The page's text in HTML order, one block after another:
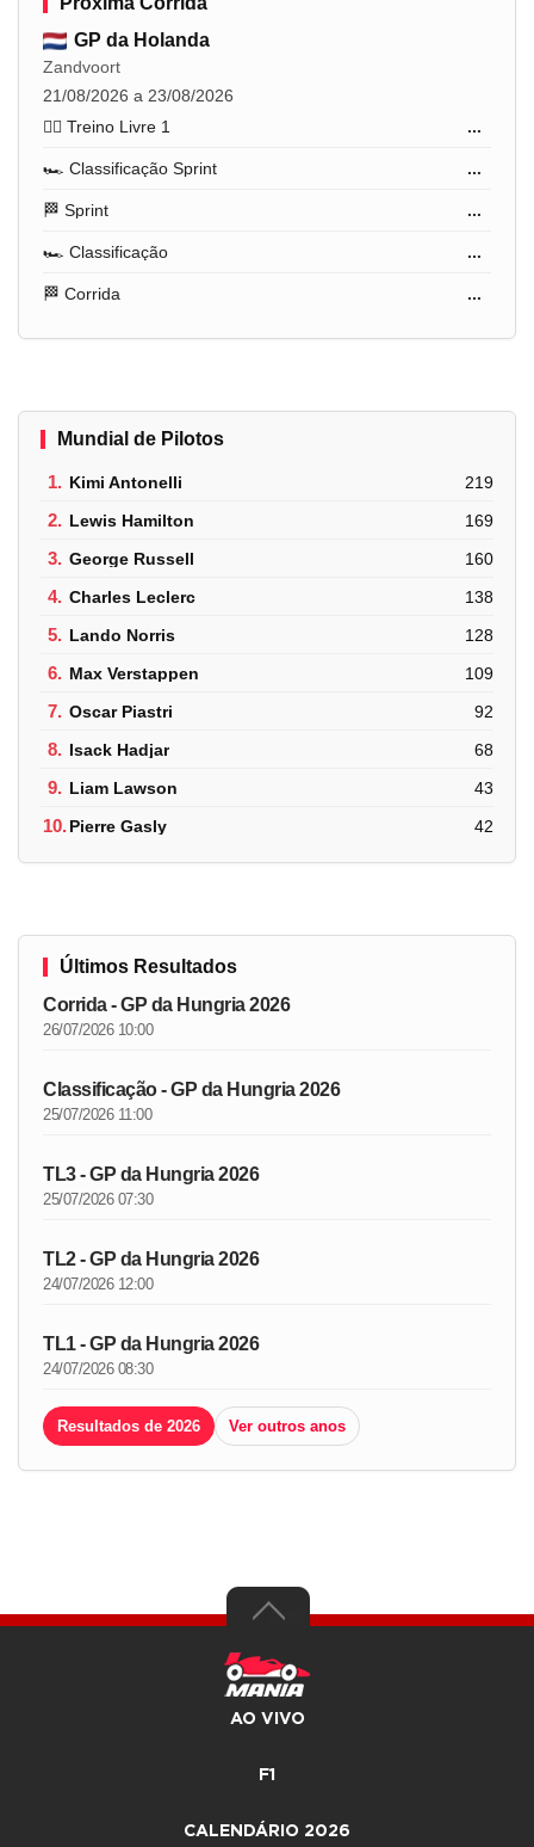
GP da Holanda
Zandvoort
21/08/2026 a 23/08/2026
🏋️‍♂️ Treino Livre 1
...
🏎️ Classificação Sprint ...
🏁 Sprint ...
🏎️ Classificação ...
🏁 Corrida ...
Mundial de Pilotos
1. Kimi Antonelli 219
2. Lewis Hamilton 169
3. George Russell 160
4. Charles Leclerc 138
5. Lando Norris 128
6. Max Verstappen 109
7. Oscar Piastri 92
8. Isack Hadjar 68
9. Liam Lawson 43
10.Pierre Gasly 42
Últimos Resultados
Corrida - GP da Hungria 2026
26/07/2026 10:00
Classificação - GP da Hungria 2026
25/07/2026 11:00
TL3 - GP da Hungria 2026
25/07/2026 07:30
TL2 - GP da Hungria 2026
24/07/2026 12:00
TL1 - GP da Hungria 2026
24/07/2026 08:30
Resultados de 2026 Ver outros anos
AO VIVO
F1
CALENDÁRIO 2026